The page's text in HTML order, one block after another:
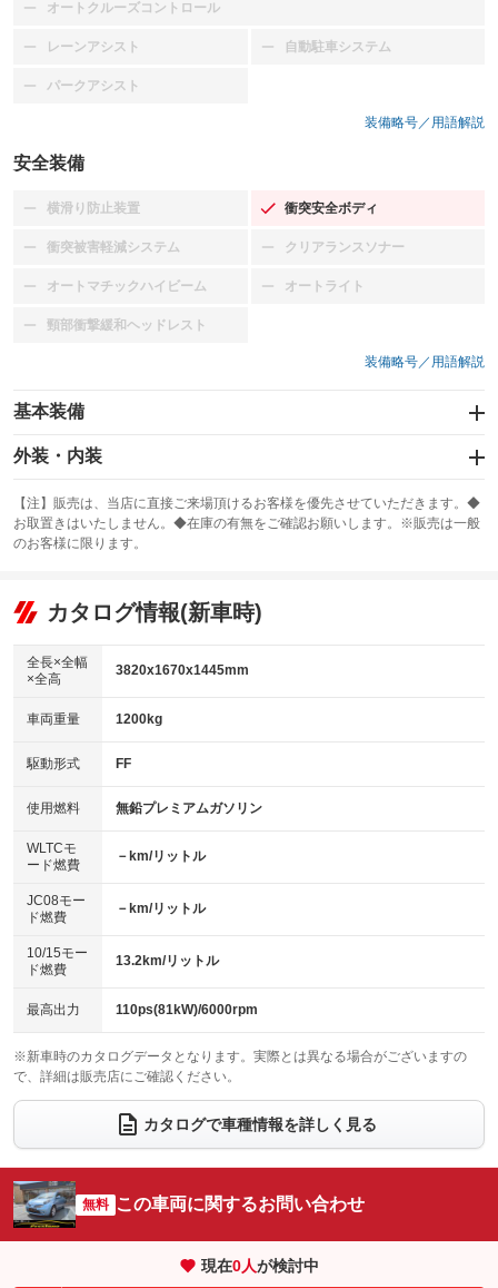
オートクルーズコントロール
：装備なし
レーンアシスト
：装備なし 自動駐車システム
：装備なし
パークアシスト
：装備なし
装備略号／用語解説
安全装備
横滑り防止装置
：装備なし 衝突安全ボディ
：装備あり
衝突被害軽減システム
：装備なし クリアランスソナー
：装備なし
オートマチックハイビーム
：装備なし オートライト
：装備なし
頸部衝撃緩和ヘッドレスト
：装備なし
装備略号／用語解説
基本装備
エアバッグ：運転席/助手席/サイド
：装備あり
：装備なし
サンルーフ
：装備あり ABS
リフトアップ
：装備なし
：装備なし
パワーウィンドウ
アイドリングストップ
：装備なし
USB入力端子
：装備なし
100V電源
：装備なし
センターデフロック
：装備なし
電動格納ミラー
：装備なし
外装・内装
カーナビ：HDDナビ
：装備あり
TV
：装備なし
ビジュアル
：装備なし
：装備あり
革シート
キーレス
HID(キセノンライト)
：装備なし
バックカメラ
：装備なし
エアロ
：装備なし
：装備なし
パワーシート
ベンチシート
：装備なし
チップアップシート
：装備なし
：装備なし ：装備あり
ウォークスルー
：装備なし
電動リアゲート フロントカメラ
：装備なし
：装備なし ：装備なし
サイドカメラ
：装備なし ルーフレール
：装備なし
：装備なし
：装備なし
【注】販売は、当店に直接ご来場頂けるお客様を優先させていただきます。◆
お取置きはいたしません。◆在庫の有無をご確認お願いします。※販売は一般
のお客様に限ります。
カタログ情報(新車時)
全長×全幅
×全高
3820x1670x1445mm
車両重量 1200kg
駆動形式 FF
使用燃料 無鉛プレミアムガソリン
WLTCモ
ード燃費
－km/リットル
JC08モー
ド燃費
－km/リットル
10/15モー
ド燃費
13.2km/リットル
最高出力 110ps(81kW)/6000rpm
※新車時のカタログデータとなります。実際とは異なる場合がございますの
で、詳細は販売店にご確認ください。
カタログで車種情報を詳しく見る
無料 この車両に関するお問い合わせ
現在0人が検討中